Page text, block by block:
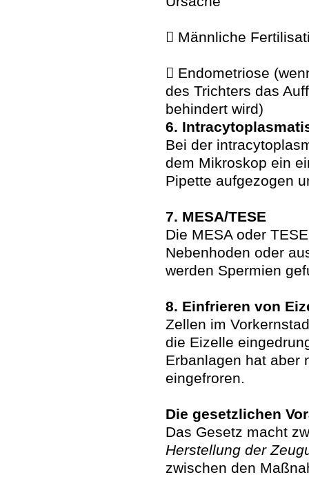
 Männliche
 Endometriose
des Trichters das
behindert wird)
6.
Bei der
dem Mikroskop ein
Pipette aufgezogen
7. MESA/TESE
Die MESA oder
Nebenhoden oder
werden Spermien
8. Einfrieren von
Zellen im
die Eizelle
Erbanlagen hat aber
eingefroren.
Die gesetzlichen
Das Gesetz macht
Herstellung der
zwischen den